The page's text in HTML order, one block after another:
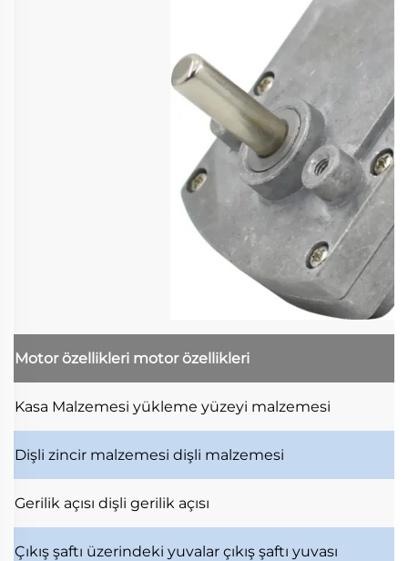
Motor özellikleri motor özellikleri
Kasa Malzemesi yükleme yüzeyi malzemesi
Dişli zincir malzemesi dişli malzemesi
Gerilik açısı dişli gerilik açısı
Çıkış şaftı üzerindeki yuvalar çıkış şaftı yuvası